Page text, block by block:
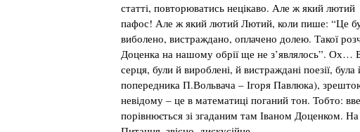
статті, повторюватись нецікаво. Але ж який лютий
пафос! Але ж який лютий Лютий, коли пише: “Це
виболено, вистраждано, оплачено долею. Такої
Доценка на нашому обрії ще не з’являлось”. Ох…
серця, були й вироблені, й вистраждані поезії,
попередника П.Вольвача – Ігоря Павлюка),
невідому – це в математиці поганий тон. Тобто:
порівнюється зі згаданим там Іваном Доценком.